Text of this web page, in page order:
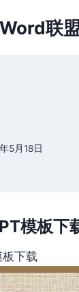
Word联盟
5月18日
模板下
下载